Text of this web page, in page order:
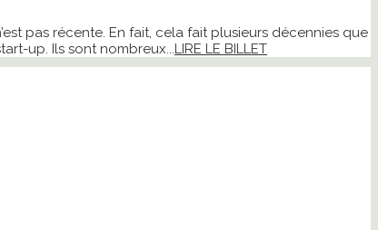
pas récente. En fait, cela fait plusieurs décennies que
up. Ils sont nombreux...LIRE LE BILLET